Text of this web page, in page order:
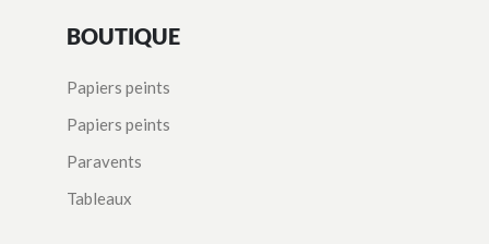
BOUTIQUE
Papiers peints
Papiers peints
Paravents
Tableaux